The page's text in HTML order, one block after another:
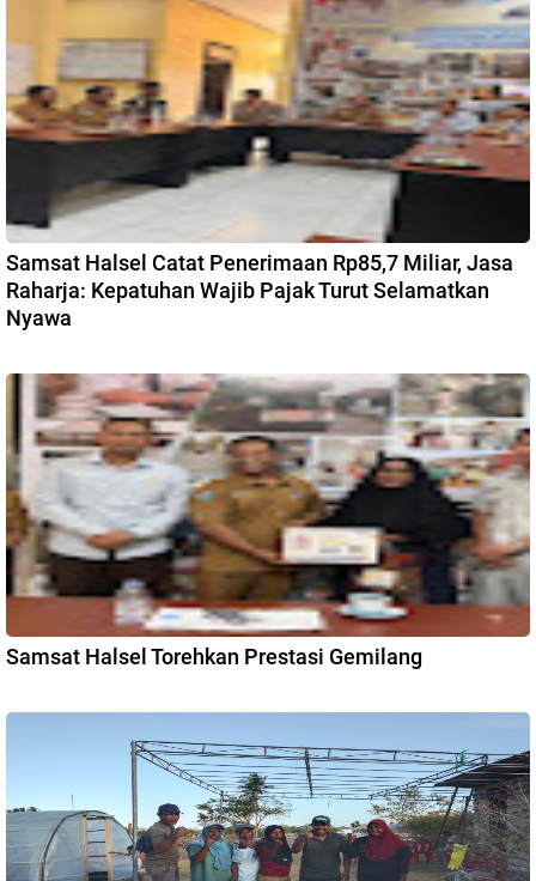
Samsat Halsel Catat Penerimaan Rp85,7 Miliar, Jasa
Raharja: Kepatuhan Wajib Pajak Turut Selamatkan
Nyawa
Samsat Halsel Torehkan Prestasi Gemilang